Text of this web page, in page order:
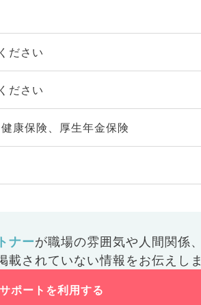
ださい
ださい
康保険、厚生年金保険
ナーが職場の雰囲気や人間関係、
載されていない情報をお伝えしま
ポートを利用する